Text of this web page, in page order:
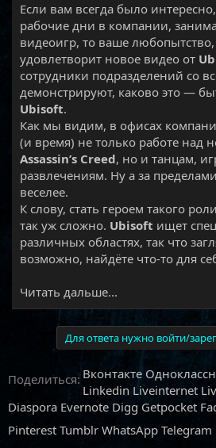
Если вам всегда было
рабочие дни в компании,
видеоигр, то ваше
удовлетворит новое видео от
сотрудники подразделений со
демонстрируют, каково это —
Ubisoft.
Как мы видим, в офисах
(и время) не только работе над
Assassin’s Creed, но и танцам,
развлечениям. Ну а за
веселее.
К слову, стать героем такого
так уж сложно. Ubisoft ищет
различных областях, так что
возможно, найдёте что-то для
Читать дальше...
Для ответа нужно войти/
Поделиться: Вконтакте
Linkedin Liveinternet
Diaspora Evernote Digg Getpocket
Pinterest Tumblr WhatsApp Telegram